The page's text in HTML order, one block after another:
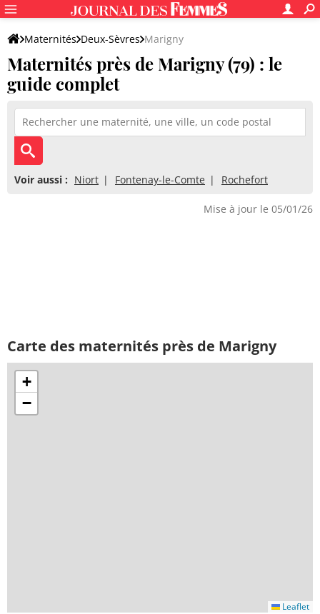
Maternités Deux-Sèvres Marigny
Maternités près de Marigny (79) : le
guide complet
Voir aussi : Niort Fontenay-le-Comte Rochefort
Mise à jour le 05/01/26
Carte des maternités près de Marigny
+
−
Leaflet